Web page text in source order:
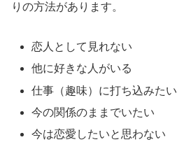
りの方法があります。
恋人として見れない
他に好きな人がいる
仕事（趣味）に打ち込みたい
今の関係のままでいたい
今は恋愛したいと思わない